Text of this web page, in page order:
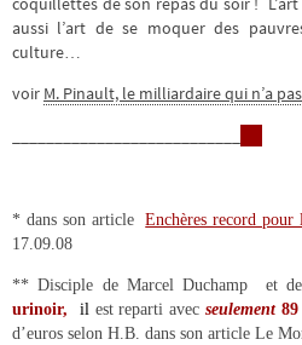
aussi l’art de se moquer des
culture…
voir M. Pinault, le milliardaire qui n’a
* dans son article Enchères record
17.09.08
** Disciple de Marcel Duchamp et
urinoir, il est reparti avecseulement89
d’euros selon H.B. dans son article Le